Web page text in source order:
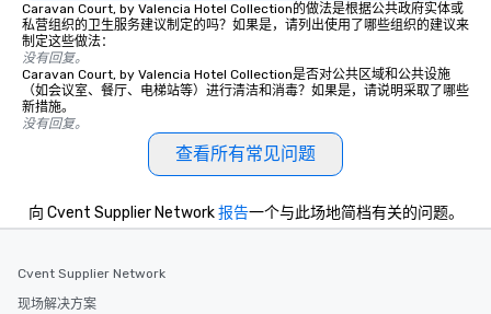
Caravan Court, by Valencia Hotel Collection的做法是根据公共政府实体或
私营组织的卫生服务建议制定的吗？如果是，请列出使用了哪些组织的建议来
制定这些做法：
没有回复。
Caravan Court, by Valencia Hotel Collection是否对公共区域和公共设施
（如会议室、餐厅、电梯站等）进行清洁和消毒？如果是，请说明采取了哪些
新措施。
没有回复。
查看所有常见问题
向 Cvent Supplier Network报告一个与此场地简档有关的问题。
Cvent Supplier Network
现场解决方案